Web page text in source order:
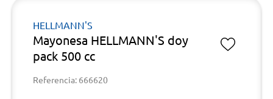
HELLMANN'S
Mayonesa HELLMANN'S doy
pack 500 cc
Referencia: 666620